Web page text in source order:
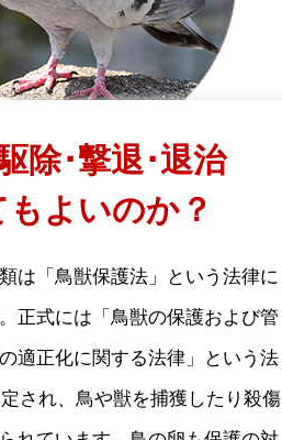
除･撃退･退治
もよいのか？
は「鳥獣保護法」という法律に
正式には「鳥獣の保護および管
適正化に関する法律」という法
され、鳥や獣を捕獲したり殺傷